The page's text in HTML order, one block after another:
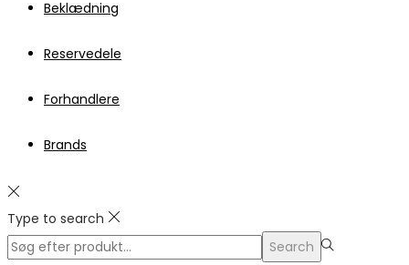
Beklædning
Reservedele
Forhandlere
Brands
Type to search
Search
Search